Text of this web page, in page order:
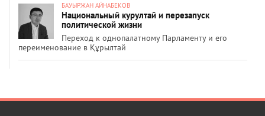
БАУЫРЖАН АЙНАБЕКОВ
Национальный курултай и перезапуск
политической жизни
Переход к однопалатному Парламенту и его
переименование в Құрылтай